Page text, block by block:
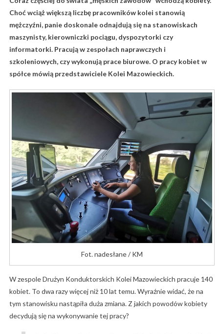
Choć wciąż większą liczbę pracowników kolei stanowią
mężczyźni, panie doskonale odnajdują się na stanowiskach
maszynisty, kierowniczki pociągu, dyspozytorki czy
informatorki. Pracują w zespołach naprawczych i
szkoleniowych, czy wykonują prace biurowe. O pracy kobiet w
spółce mówią przedstawiciele Kolei Mazowieckich.
Fot. nadesłane / KM
W zespole Drużyn Konduktorskich Kolei Mazowieckich pracuje 140
kobiet. To dwa razy więcej niż 10 lat temu. Wyraźnie widać, że na
tym stanowisku nastąpiła duża zmiana. Z jakich powodów kobiety
decydują się na wykonywanie tej pracy?